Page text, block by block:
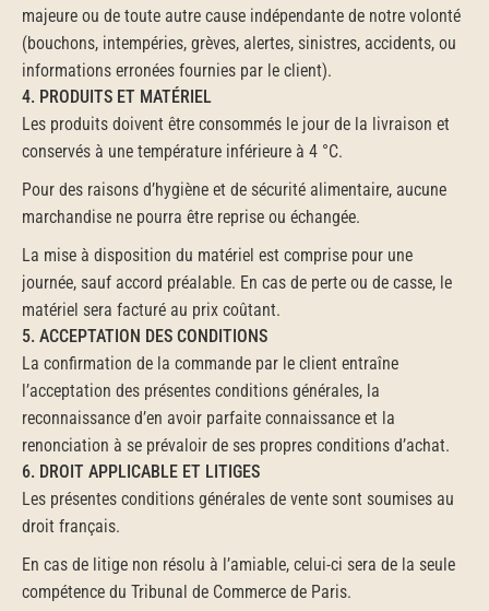
majeure ou de toute autre cause indépendante de notre volonté
(bouchons, intempéries, grèves, alertes, sinistres, accidents, ou
informations erronées fournies par le client).
4. PRODUITS ET MATÉRIEL
Les produits doivent être consommés le jour de la livraison et
conservés à une température inférieure à 4 °C.
Pour des raisons d’hygiène et de sécurité alimentaire, aucune
marchandise ne pourra être reprise ou échangée.
La mise à disposition du matériel est comprise pour une
journée, sauf accord préalable. En cas de perte ou de casse, le
matériel sera facturé au prix coûtant.
5. ACCEPTATION DES CONDITIONS
La confirmation de la commande par le client entraîne
l’acceptation des présentes conditions générales, la
reconnaissance d’en avoir parfaite connaissance et la
renonciation à se prévaloir de ses propres conditions d’achat.
6. DROIT APPLICABLE ET LITIGES
Les présentes conditions générales de vente sont soumises au
droit français.
En cas de litige non résolu à l’amiable, celui-ci sera de la seule
compétence du Tribunal de Commerce de Paris.